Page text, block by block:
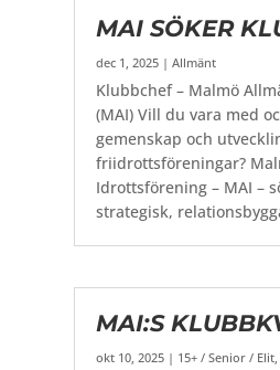
MAI SÖKER
dec 1, 2025 |Allmänt
Klubbchef – Malmö
(MAI) Vill du vara med
gemenskap och
friidrottsföreningar?
Idrottsförening – MAI –
strategisk,
MAI:S
okt 10, 2025 | 15+ / Senior / Elit